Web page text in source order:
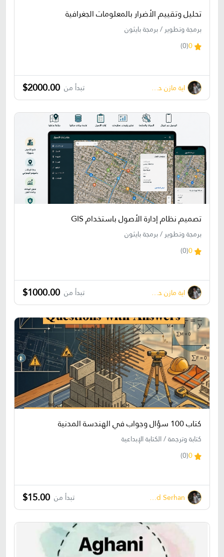
تحليل وتقييم الأضرار بالمعلومات الجغرافية
برمجة وتطوير / برمجة بايثون
0
(0)
اية مازن حسونة تبدأ من $2000.00
تصميم نظام إدارة الأصول باستخدام GIS
برمجة وتطوير / برمجة بايثون
0
(0)
اية مازن حسونة تبدأ من $1000.00
كتاب 100 سؤال وجواب في الهندسة المدنية
كتابة وترجمة / الكتابة الإبداعية
0
(0)
Ahmed Serhan تبدأ من $15.00